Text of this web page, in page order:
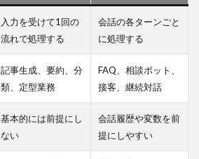
入力を受けて1回の
流れで処理する
会話の各ターンごと
に処理する
記事生成、要約、分
類、定型業務
FAQ、相談ボット、
接客、継続対話
基本的には前提にし
ない
会話履歴や変数を前
提にしやすい